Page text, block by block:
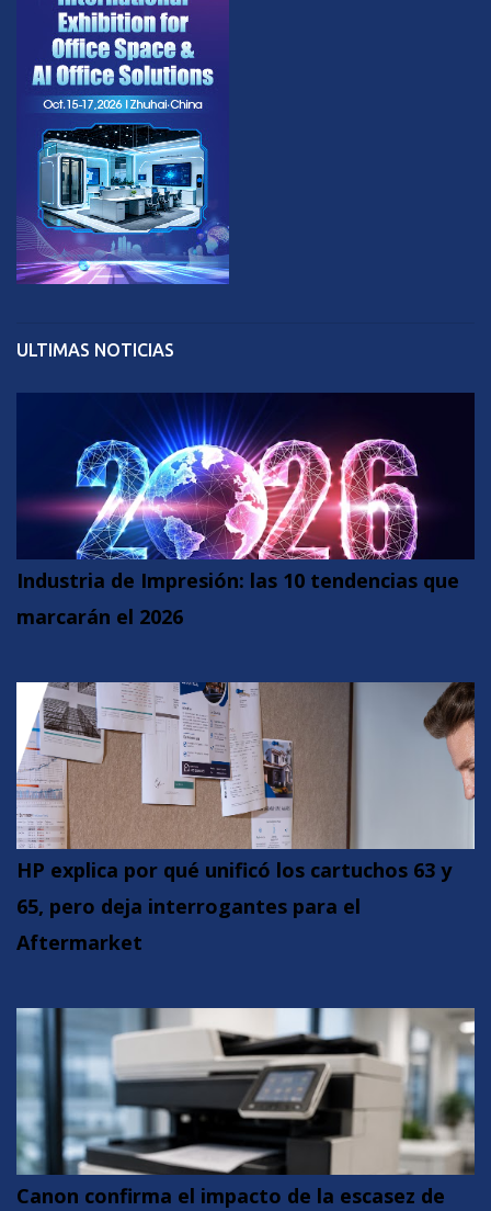
ULTIMAS NOTICIAS
Industria de Impresión: las 10 tendencias que
marcarán el 2026
HP explica por qué unificó los cartuchos 63 y
65, pero deja interrogantes para el
Aftermarket
Canon confirma el impacto de la escasez de